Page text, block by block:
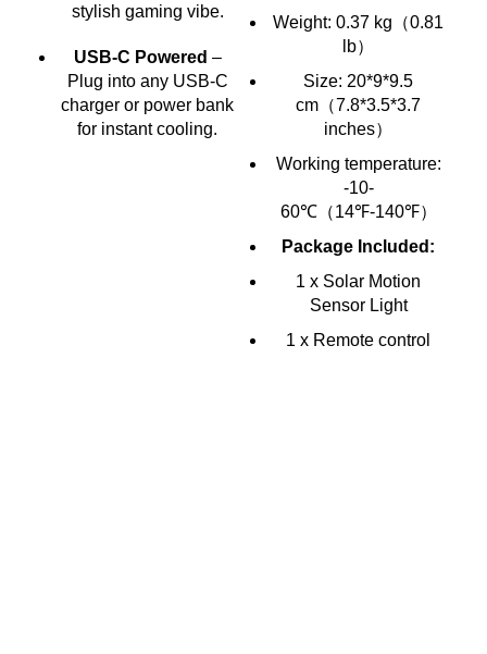
stylish gaming vibe.
USB-C Powered –
Plug into any USB-C
charger or power bank
for instant cooling.
Weight: 0.37 kg（0.81
lb）
Size: 20*9*9.5
cm（7.8*3.5*3.7
inches）
Working temperature:
-10-
60℃（14℉-140℉）
Package Included:
1 x Solar Motion
Sensor Light
1 x Remote control